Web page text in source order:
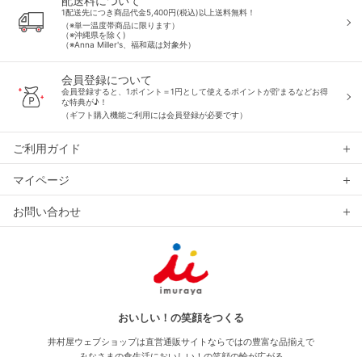
1配送先につき商品代金5,400円(税込)以上送料無料！
（※単一温度帯商品に限ります）
（※沖縄県を除く)
（※Anna Miller's、福和蔵は対象外）
会員登録について
会員登録すると、1ポイント＝1円として使えるポイントが貯まるなどお得
な特典が♪！
（ギフト購入機能ご利用には会員登録が必要です）
ご利用ガイド
マイページ
お問い合わせ
おいしい！の笑顔をつくる
井村屋ウェブショップは直営通販サイトならではの豊富な品揃えで